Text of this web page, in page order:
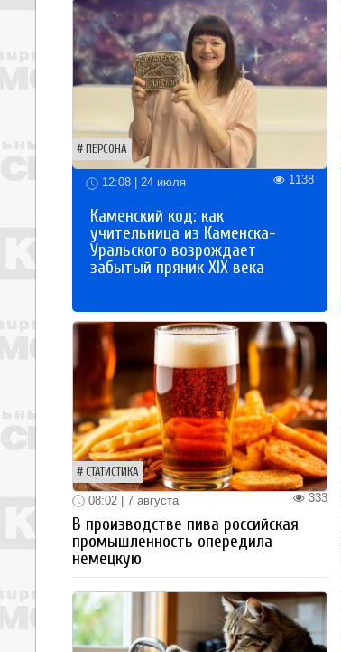
ПЕРСОНА
12:08 | 24 июля 1138
Каменский код: как
учительница из Каменска-
Уральского возрождает
забытый пряник XIX века
СТАТИСТИКА
333
08:02 | 7 августа
В производстве пива российская
промышленность опередила
немецкую